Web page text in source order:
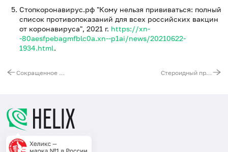
Стопкоронавирус.рф "Кому нельзя прививаться: полный
список противопоказаний для всех российских вакцин
от коронавируса", 2021 г. https://xn-
-80aesfpebagmfblc0a.xn--p1ai/news/20210622-
1934.html.
Сокращенное молекулярно-генетическое исследование цитологического материале щитовидной железы (KRAS, NRAS, HRAS, BRAF) Стероидный профиль в слюне (расширенный), ВЭЖХ